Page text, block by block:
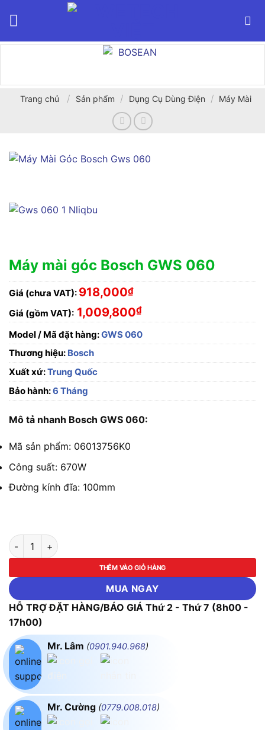
Trang chủ / Sản phẩm / Dụng Cụ Dùng Điện / Máy Mài
Máy mài góc Bosch GWS 060
Giá (chưa VAT): 918,000₫
Giá (gồm VAT): 1,009,800₫
Model / Mã đặt hàng:GWS 060
Thương hiệu: Bosch
Xuất xứ:Trung Quốc
Bảo hành:6 Tháng
Mô tả nhanh Bosch GWS 060:
Mã sản phẩm: 06013756K0
Công suất: 670W
Đường kính đĩa: 100mm
Máy mài góc Bosch GWS 060 số lượng
THÊM VÀO GIỎ HÀNG
MUA NGAY
HỖ TRỢ ĐẶT HÀNG/BÁO GIÁ Thứ 2 - Thứ 7 (8h00 -
17h00)
Mr. Lâm (0901.940.968)
Mr. Cường (0779.008.018)